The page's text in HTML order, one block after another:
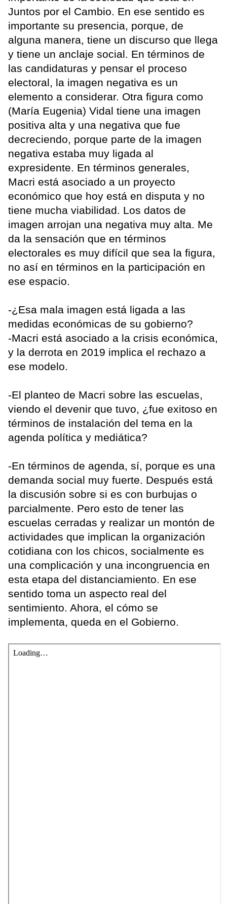
Juntos por el Cambio. En ese sentido es
importante su presencia, porque, de
alguna manera, tiene un discurso que llega
y tiene un anclaje social. En términos de
las candidaturas y pensar el proceso
electoral, la imagen negativa es un
elemento a considerar. Otra figura como
(María Eugenia) Vidal tiene una imagen
positiva alta y una negativa que fue
decreciendo, porque parte de la imagen
negativa estaba muy ligada al
expresidente. En términos generales,
Macri está asociado a un proyecto
económico que hoy está en disputa y no
tiene mucha viabilidad. Los datos de
imagen arrojan una negativa muy alta. Me
da la sensación que en términos
electorales es muy difícil que sea la figura,
no así en términos en la participación en
ese espacio.
-¿Esa mala imagen está ligada a las
medidas económicas de su gobierno?
-Macri está asociado a la crisis económica,
y la derrota en 2019 implica el rechazo a
ese modelo.
-El planteo de Macri sobre las escuelas,
viendo el devenir que tuvo, ¿fue exitoso en
términos de instalación del tema en la
agenda política y mediática?
-En términos de agenda, sí, porque es una
demanda social muy fuerte. Después está
la discusión sobre si es con burbujas o
parcialmente. Pero esto de tener las
escuelas cerradas y realizar un montón de
actividades que implican la organización
cotidiana con los chicos, socialmente es
una complicación y una incongruencia en
esta etapa del distanciamiento. En ese
sentido toma un aspecto real del
sentimiento. Ahora, el cómo se
implementa, queda en el Gobierno.